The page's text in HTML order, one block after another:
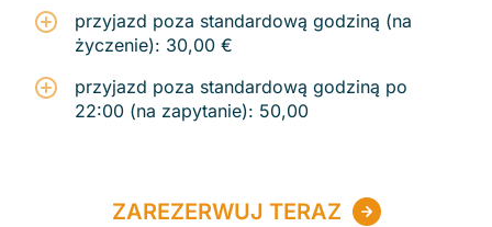
przyjazd poza standardową godziną (na
życzenie): 30,00 €
przyjazd poza standardową godziną po
22:00 (na zapytanie): 50,00
ZAREZERWUJ TERAZ